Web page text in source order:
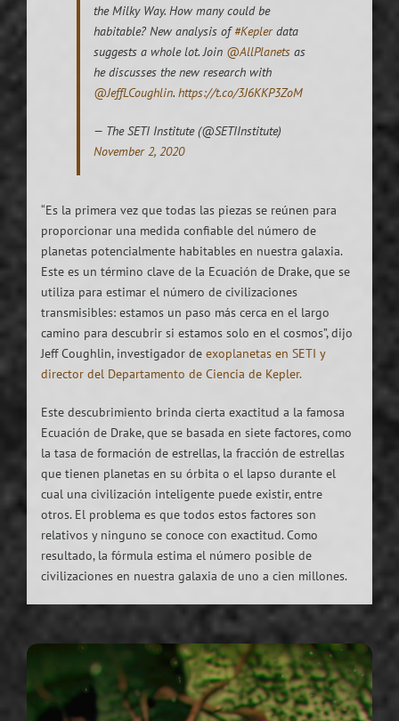
the Milky Way. How many could be
habitable? New analysis of#Keplerdata
suggests a whole lot. Join @AllPlanetsas
he discusses the new research with
@JeffLCoughlin. https://t.co/3J6KKP3ZoM
— The SETI Institute (@SETIInstitute)
November 2, 2020
“Es la primera vez que todas las piezas se reúnen para
proporcionar una medida confiable del número de
planetas potencialmente habitables en nuestra galaxia.
Este es un término clave de la Ecuación de Drake, que se
utiliza para estimar el número de civilizaciones
transmisibles: estamos un paso más cerca en el largo
camino para descubrir si estamos solo en el cosmos”, dijo
Jeff Coughlin, investigador de exoplanetas en SETI y
director del Departamento de Ciencia de Kepler.
Este descubrimiento brinda cierta exactitud a la famosa
Ecuación de Drake, que se basada en siete factores, como
la tasa de formación de estrellas, la fracción de estrellas
que tienen planetas en su órbita o el lapso durante el
cual una civilización inteligente puede existir, entre
otros. El problema es que todos estos factores son
relativos y ninguno se conoce con exactitud. Como
resultado, la fórmula estima el número posible de
civilizaciones en nuestra galaxia de uno a cien millones.